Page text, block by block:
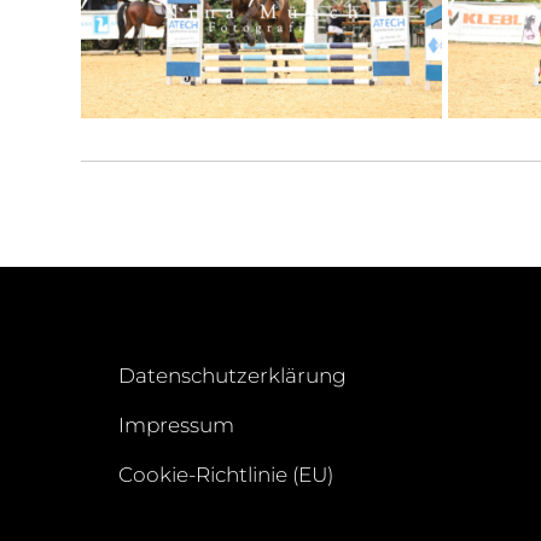
Datenschutzerklärung
Impressum
Cookie-Richtlinie (EU)